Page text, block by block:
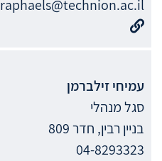
raphaels@technion.ac.il
עמיחיזילברמן
סגל מנהלי
בניין רבין, חדר 809
04-8293323